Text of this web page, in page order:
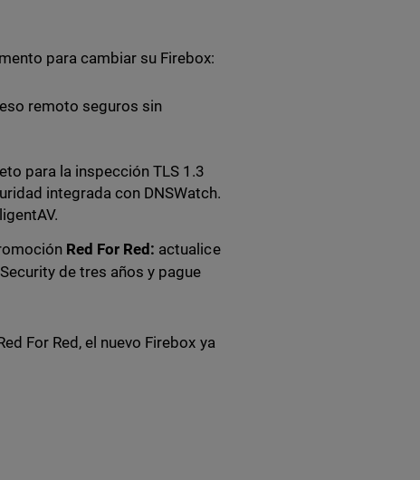
para cambiar su Firebox:
remoto seguros sin
para la inspección TLS 1.3
integrada con DNSWatch.
Red For Red: actualice
de tres años y pague
For Red, el nuevo Firebox ya